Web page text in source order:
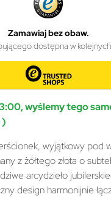
wyślemy tego
)
wyjątkowy pod
z żółtego złota o
arcydzieło
design harmonijnie